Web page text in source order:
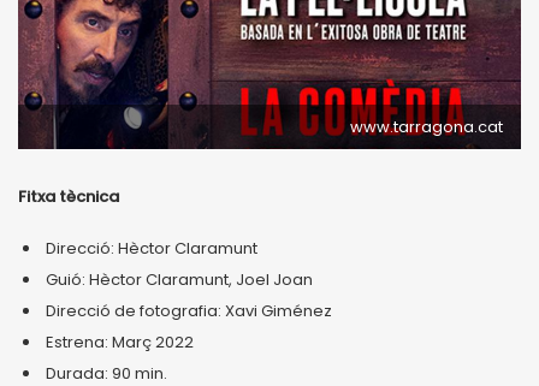
www.tarragona.cat
Fitxa tècnica
Direcció: Hèctor Claramunt
Guió: Hèctor Claramunt, Joel Joan
Direcció de fotografia: Xavi Giménez
Estrena: Març 2022
Durada: 90 min.